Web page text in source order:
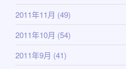
2011年11月 (49)
2011年10月 (54)
2011年9月 (41)